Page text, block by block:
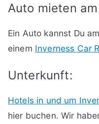
Auto mieten
Ein Auto kannst Du
einem Inverness Car
Unterkunft:
Hotels in und um
hier buchen. Wir